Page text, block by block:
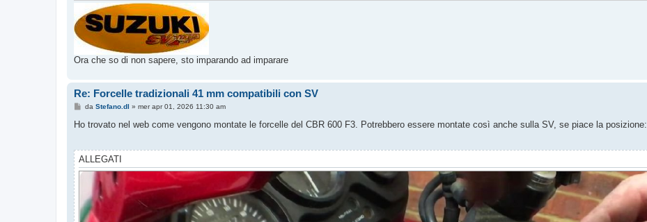
o
Ora che so di non sapere, sto imparando ad imparare
Re: Forcelle tradizionali 41 mm compatibili con SV
M
s
g
o
da Stefano.dl » mer apr 01, 2026 11:30 am
Ho trovato nel web come vengono montate le forcelle del CBR 600 F3. Potrebbero essere montate così anche sulla SV, se piace la posizione:
ALLEGATI